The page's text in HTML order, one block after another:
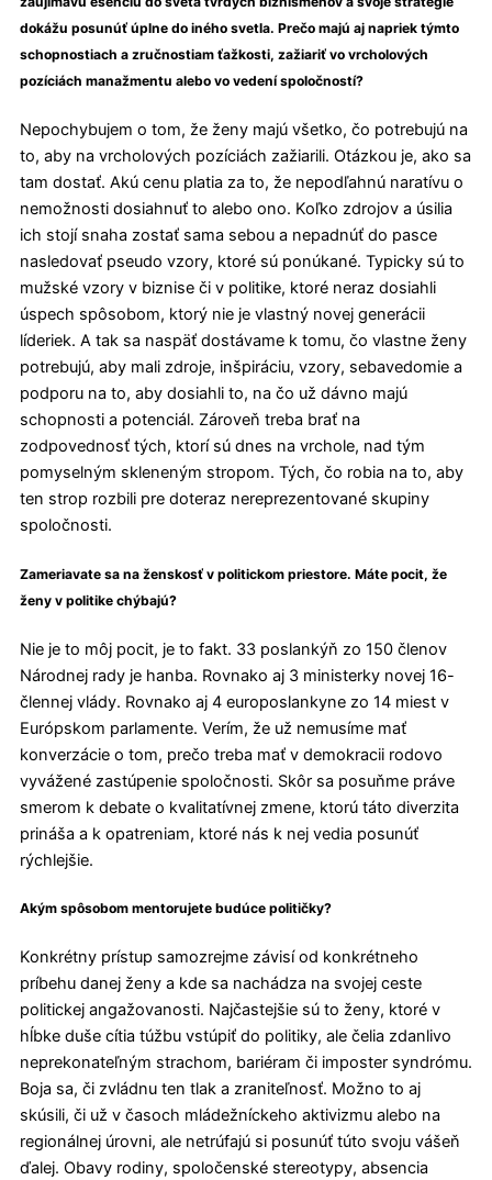
dokážu posunúť úplne do iného svetla. Prečo majú aj napriek týmto
schopnostiach a zručnostiam ťažkosti, zažiariť vo vrcholových
pozíciách manažmentu alebo vo vedení spoločností?
Nepochybujem o tom, že ženy majú všetko, čo potrebujú na
to, aby na vrcholových pozíciách zažiarili. Otázkou je, ako sa
tam dostať. Akú cenu platia za to, že nepodľahnú naratívu o
nemožnosti dosiahnuť to alebo ono. Koľko zdrojov a úsilia
ich stojí snaha zostať sama sebou a nepadnúť do pasce
nasledovať pseudo vzory, ktoré sú ponúkané. Typicky sú to
mužské vzory v biznise či v politike, ktoré neraz dosiahli
úspech spôsobom, ktorý nie je vlastný novej generácii
líderiek. A tak sa naspäť dostávame k tomu, čo vlastne ženy
potrebujú, aby mali zdroje, inšpiráciu, vzory, sebavedomie a
podporu na to, aby dosiahli to, na čo už dávno majú
schopnosti a potenciál. Zároveň treba brať na
zodpovednosť tých, ktorí sú dnes na vrchole, nad tým
pomyselným skleneným stropom. Tých, čo robia na to, aby
ten strop rozbili pre doteraz nereprezentované skupiny
spoločnosti.
Zameriavate sa na ženskosť v politickom priestore. Máte pocit, že
ženy v politike chýbajú?
Nie je to môj pocit, je to fakt. 33 poslankýň zo 150 členov
Národnej rady je hanba. Rovnako aj 3 ministerky novej 16-
člennej vlády. Rovnako aj 4 europoslankyne zo 14 miest v
Európskom parlamente. Verím, že už nemusíme mať
konverzácie o tom, prečo treba mať v demokracii rodovo
vyvážené zastúpenie spoločnosti. Skôr sa posuňme práve
smerom k debate o kvalitatívnej zmene, ktorú táto diverzita
prináša a k opatreniam, ktoré nás k nej vedia posunúť
rýchlejšie.
Akým spôsobom mentorujete budúce političky?
Konkrétny prístup samozrejme závisí od konkrétneho
príbehu danej ženy a kde sa nachádza na svojej ceste
politickej angažovanosti. Najčastejšie sú to ženy, ktoré v
hĺbke duše cítia túžbu vstúpiť do politiky, ale čelia zdanlivo
neprekonateľným strachom, bariéram či imposter syndrómu.
Boja sa, či zvládnu ten tlak a zraniteľnosť. Možno to aj
skúsili, či už v časoch mládežníckeho aktivizmu alebo na
regionálnej úrovni, ale netrúfajú si posunúť túto svoju vášeň
ďalej. Obavy rodiny, spoločenské stereotypy, absencia